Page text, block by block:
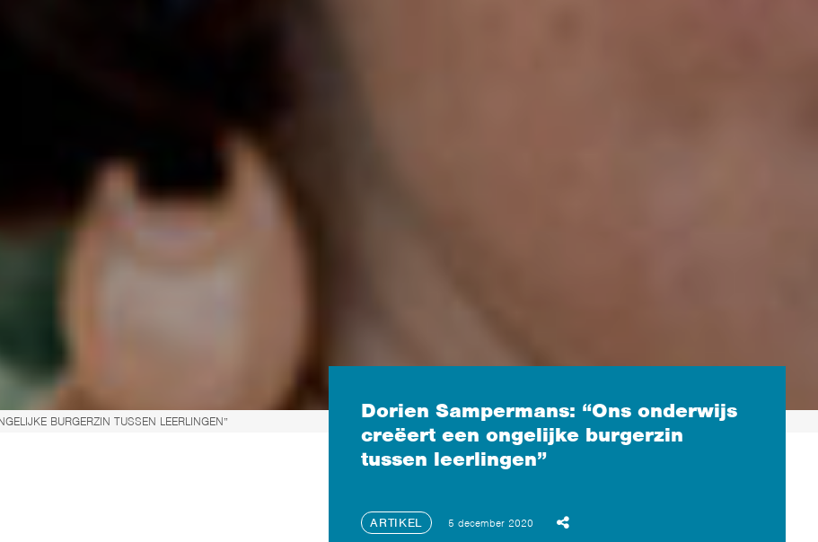
BURGERZIN TUSSEN LEERLINGEN”
Dorien Sampermans: “Ons onderwijs
creëert een ongelijke burgerzin
tussen leerlingen”
ARTIKEL 5 december 2020